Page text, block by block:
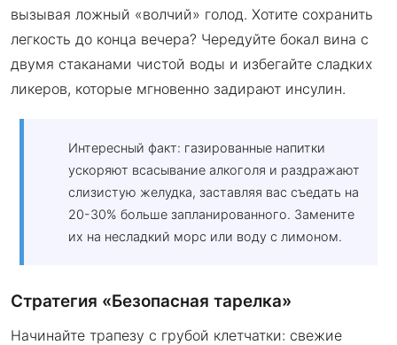
вызывая ложный «волчий» голод. Хотите сохранить
легкость до конца вечера? Чередуйте бокал вина с
двумя стаканами чистой воды и избегайте сладких
ликеров, которые мгновенно задирают инсулин.
Интересный факт: газированные напитки
ускоряют всасывание алкоголя и раздражают
слизистую желудка, заставляя вас съедать на
20-30% больше запланированного. Замените
их на несладкий морс или воду с лимоном.
Стратегия «Безопасная тарелка»
Начинайте трапезу с грубой клетчатки: свежие